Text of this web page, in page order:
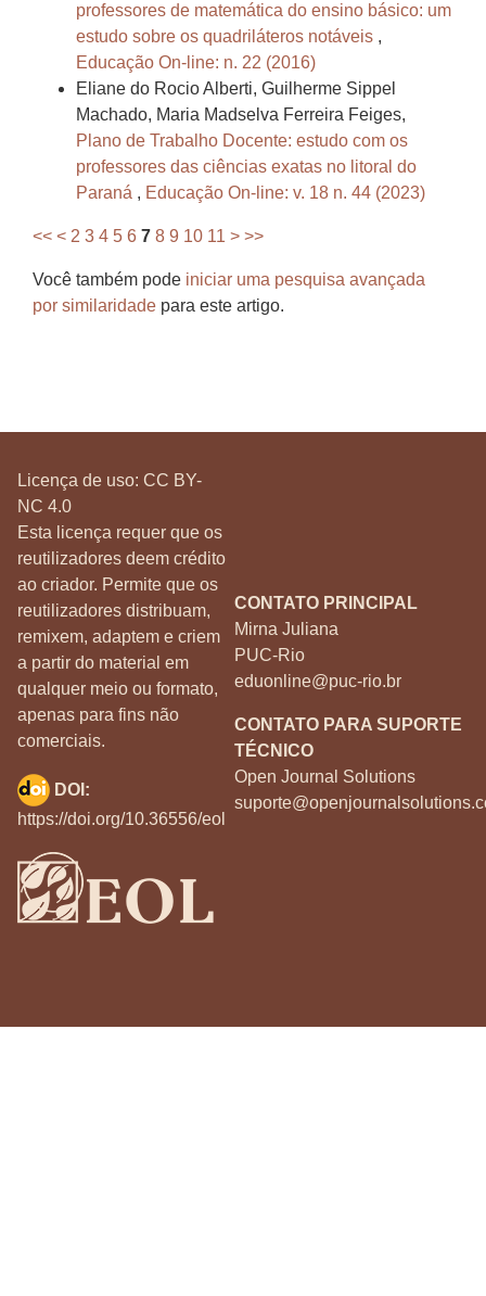
professores de matemática do ensino básico: um
estudo sobre os quadriláteros notáveis ,
Educação On-line: n. 22 (2016)
Eliane do Rocio Alberti, Guilherme Sippel
Machado, Maria Madselva Ferreira Feiges,
Plano de Trabalho Docente: estudo com os
professores das ciências exatas no litoral do
Paraná , Educação On-line: v. 18 n. 44 (2023)
<< < 2 3 4 5 6 7 8 9 10 11 > >>
Você também pode iniciar uma pesquisa avançada
por similaridade para este artigo.
Licença de uso: CC BY-
NC 4.0
Esta licença requer que os
reutilizadores deem crédito
ao criador. Permite que os
reutilizadores distribuam,
remixem, adaptem e criem
a partir do material em
qualquer meio ou formato,
apenas para fins não
comerciais.
CONTATO PRINCIPAL
Mirna Juliana
PUC-Rio
eduonline@puc-rio.br
CONTATO PARA SUPORTE
TÉCNICO
Open Journal Solutions
DOI:
https://doi.org/10.36556/eol